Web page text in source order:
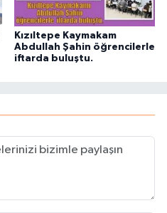
Kızıltepe Kaymakam
Abdullah Şahin öğrencilerle
iftarda buluştu.